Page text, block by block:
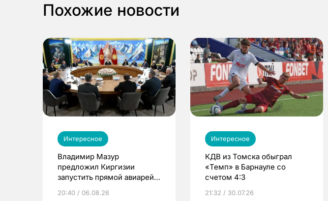
Похожие новости
Интересное
Владимир Мазур
предложил Киргизии
запустить прямой авиарейс
20:40 / 06.08.26
Интересное
КДВ из Томска обыграл
«Темп» в Барнауле со
счетом 4:3
21:32 / 30.07.26